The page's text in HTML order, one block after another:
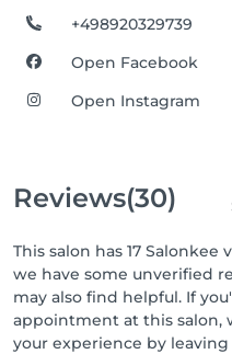
+498920329739
Open Facebook
Open Instagram
Reviews(30)
This salon has 17
we have some unverified
may also find helpful. If
appointment at this salon,
your experience by